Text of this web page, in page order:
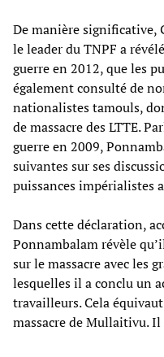
De manière significative,
le leader du TNPF a
guerre en 2012, que les
également consulté de
nationalistes tamouls,
de massacre des LTTE.
guerre en 2009,
suivantes sur ses
puissances impérialistes
Dans cette déclaration,
Ponnambalam révèle
sur le massacre avec les
lesquelles il a conclu un
travailleurs. Cela
massacre de Mullaitivu. Il